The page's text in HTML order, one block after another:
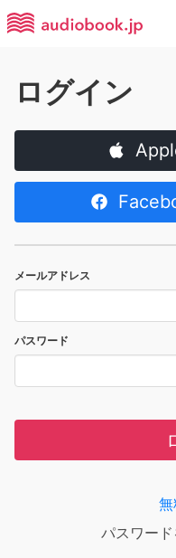
ログイン
メールアドレス
パスワード
パスワー